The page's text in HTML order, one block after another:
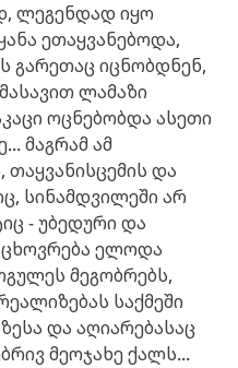
ლეგენდად იყო
ეთაყვანებოდა,
იცნობდნენ,
ლამაზი
ოცნებობდა ასეთი
მაგრამ ამ
და
სინამდვილეში არ
- უბედური და
ელოდა
მეგობრებს,
საქმეში
და აღიარებასაც
მეოჯახე ქალს...